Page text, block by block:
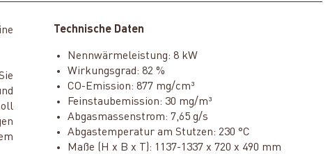
Technische Daten
Nennwärmeleistung: 8 kW
Wirkungsgrad: 82 %
CO-Emission: 877 mg/cm³
Feinstaubemission: 30 mg/m³
Abgasmassenstrom: 7,65 g/s
Abgastemperatur am Stutzen: 230 °C
Maße (H x B x T): 1137-1337 x 720 x 490 mm